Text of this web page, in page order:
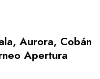
Aurora, Cobán
Apertura